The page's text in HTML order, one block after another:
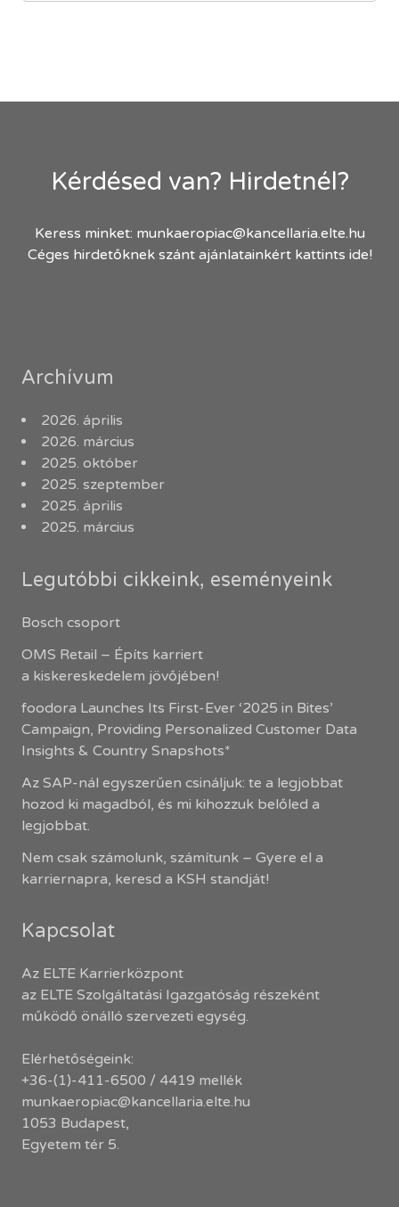
Kérdésed van? Hirdetnél?
Keress minket: munkaeropiac@kancellaria.elte.hu
Céges hirdetőknek szánt ajánlatainkért kattints ide!
Archívum
2026. április
2026. március
2025. október
2025. szeptember
2025. április
2025. március
Legutóbbi cikkeink, eseményeink
Bosch csoport
OMS Retail – Építs karriert
a kiskereskedelem jövőjében!
foodora Launches Its First-Ever ‘2025 in Bites’
Campaign, Providing Personalized Customer Data
Insights & Country Snapshots*
Az SAP-nál egyszerűen csináljuk: te a legjobbat
hozod ki magadból, és mi kihozzuk belőled a
legjobbat.
Nem csak számolunk, számítunk – Gyere el a
karriernapra, keresd a KSH standját!
Kapcsolat
Az ELTE Karrierközpont
az ELTE Szolgáltatási Igazgatóság részeként
működő önálló szervezeti egység.
Elérhetőségeink:
+36-(1)-411-6500 / 4419 mellék
munkaeropiac@kancellaria.elte.hu
1053 Budapest,
Egyetem tér 5.